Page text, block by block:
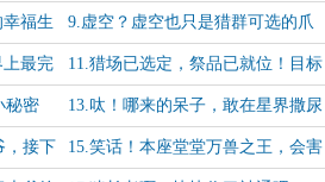
修斯？
来，直接报本座名号就好
福生 9.虚空？虚空也只是猎群可选的爪
牙之一
上最完 11.猎场已选定，祭品已就位！目标
奥杜尔
秘密 13.呔！哪来的呆子，敢在星界撒尿
占地盘？找打！
，接下 15.笑话！本座堂堂万兽之王，会害